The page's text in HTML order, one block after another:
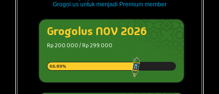
Grogol.us untuk menjadi Premium member